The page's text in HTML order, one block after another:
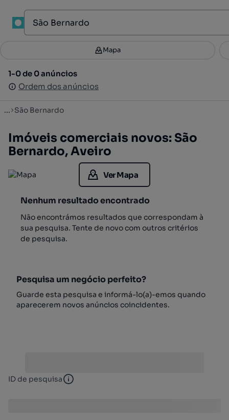
Filtros 3
1-0 de 0 anúncios
Ordem dos anúncios
Mapa
1-0 de 0 anúncios
Ordem dos anúncios
... São Bernardo
Imóveis comerciais novos: São
Bernardo, Aveiro
Ver Mapa
Nenhum resultado encontrado
Não encontrámos resultados que correspondam à
sua pesquisa. Tente de novo com outros critérios
de pesquisa.
Pesquisa um negócio perfeito?
Guarde esta pesquisa e informá-lo(a)-emos quando
aparecerem novos anúncios coincidentes.
ID de pesquisa ID de pesquisa